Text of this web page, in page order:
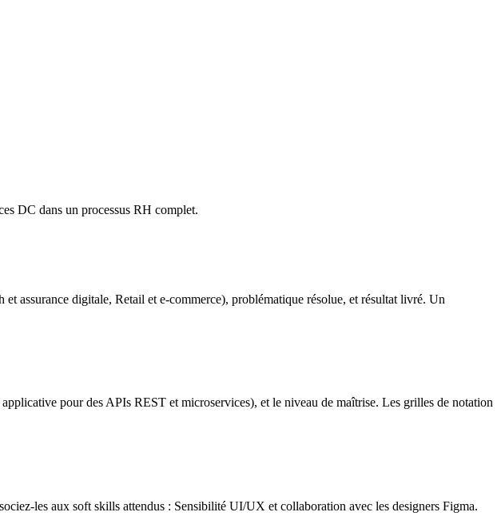
DC dans un processus RH complet.
assurance digitale, Retail et e-commerce), problématique résolue, et résultat livré. Un
pour des APIs REST et microservices), et le niveau de maîtrise. Les grilles de notation
les aux soft skills attendus : Sensibilité UI/UX et collaboration avec les designers Figma.